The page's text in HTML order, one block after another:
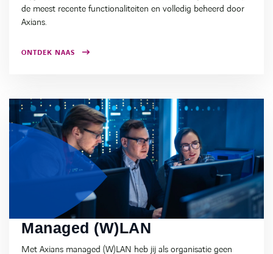
de meest recente functionaliteiten en volledig beheerd door
Axians.
ONTDEK NAAS
Managed (W)LAN
Met Axians managed (W)LAN heb jij als organisatie geen